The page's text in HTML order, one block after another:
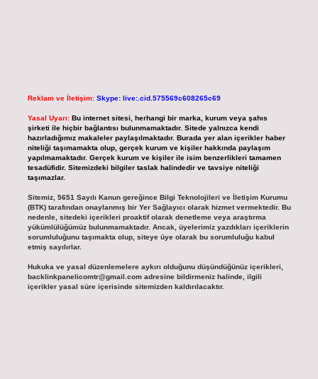
Reklam ve İletişim: Skype: live:.cid.575569c608265c69
Yasal Uyarı: Bu internet sitesi, herhangi bir marka, kurum veya şahıs
şirketi ile hiçbir bağlantısı bulunmamaktadır. Sitede yalnızca kendi
hazırladığımız makaleler paylaşılmaktadır. Burada yer alan içerikler haber
niteliği taşımamakta olup, gerçek kurum ve kişiler hakkında paylaşım
yapılmamaktadır. Gerçek kurum ve kişiler ile isim benzerlikleri tamamen
tesadüfidir. Sitemizdeki bilgiler taslak halindedir ve tavsiye niteliği
taşımazlar.
Sitemiz, 5651 Sayılı Kanun gereğince Bilgi Teknolojileri ve İletişim Kurumu
(BTK) tarafından onaylanmış bir Yer Sağlayıcı olarak hizmet vermektedir. Bu
nedenle, sitedeki içerikleri proaktif olarak denetleme veya araştırma
yükümlülüğümüz bulunmamaktadır. Ancak, üyelerimiz yazdıkları içeriklerin
sorumluluğunu taşımakta olup, siteye üye olarak bu sorumluluğu kabul
etmiş sayılırlar.
Hukuka ve yasal düzenlemelere aykırı olduğunu düşündüğünüz içerikleri,
backlinkpanelicomtr@gmail.comadresine bildirmeniz halinde, ilgili
içerikler yasal süre içerisinde sitemizden kaldırılacaktır.